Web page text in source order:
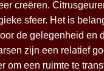
creëren.
sfeer. Het is
de gelegenheid en
zijn een relatief
om een ruimte te